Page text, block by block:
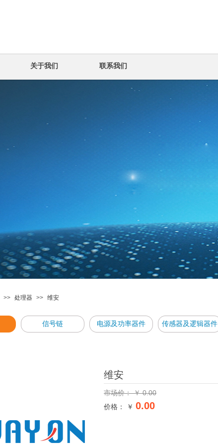
关于我们 联系我们
>> 处理器 >> 维安
信号链 电源及功率器件 传感器及逻辑器件
维安
市场价：￥0.00
价格： ￥ 0.00